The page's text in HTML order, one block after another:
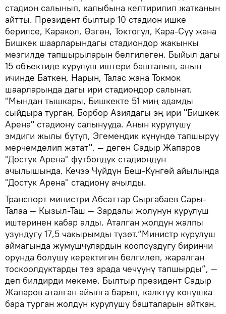
стадион салынып, калыбына келтирилип жатканын
айтты. Президент былтыр 10 стадион ишке
берилсе, Каракол, Өзгөн, Токтогул, Кара-Суу жана
Бишкек шаарларындагы стадиондор жакынкы
мезгилде тапшырыларын белгилеген. Быйыл дагы
15 объектиде курулуш иштери башталып, анын
ичинде Баткен, Нарын, Талас жана Токмок
шаарларында дагы ири стадиондор салынат.
"Мындан тышкары, Бишкекте 51 миң адамды
сыйдыра турган, Борбор Азиядагы эң ири "Бишкек
Арена" стадиону салынууда. Анын курулушу
эмдиги жылы бүтүп, Эгемендик күнүндө тапшыруу
мерчемделип жатат", — деген Садыр Жапаров
"Достук Арена" футболдук стадиондун
ачылышында. Кечээ Чүйдүн Беш-Күнгөй айылында
"Достук Арена" стадиону ачылды.
Транспорт министри Абсаттар Сыргабаев Сары-
Талаа — Кызыл-Таш — Зардалы жолунун курулуш
иштеринен кабар алды. Аталган жолдун жалпы
узундугу 17,5 чакырымды түзөт.“Министр курулуш
аймагында жумушчулардын коопсуздугу биринчи
орунда болушу керектигин белгилеп, жаралган
тоскоолдуктарды тез арада чечүүнү тапшырды”, —
деп билдирди мекеме. Былтыр президент Садыр
Жапаров аталган айылга барып, калктуу конушка
бара турган жолдун курулушу башталарын айткан.